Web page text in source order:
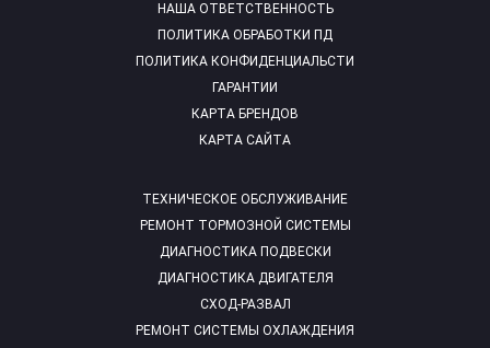
ТЕХНИЧЕСКОЕ ОБСЛУЖИВАНИЕ
РЕМОНТ ТОРМОЗНОЙ СИСТЕМЫ
ДИАГНОСТИКА ПОДВЕСКИ
ДИАГНОСТИКА ДВИГАТЕЛЯ
СХОД-РАЗВАЛ
РЕМОНТ СИСТЕМЫ ОХЛАЖДЕНИЯ
НАША ОТВЕТСТВЕННОСТЬ
ПОЛИТИКА ОБРАБОТКИ ПД
ПОЛИТИКА КОНФИДЕНЦИАЛЬСТИ
ГАРАНТИИ
КАРТА БРЕНДОВ
КАРТА САЙТА